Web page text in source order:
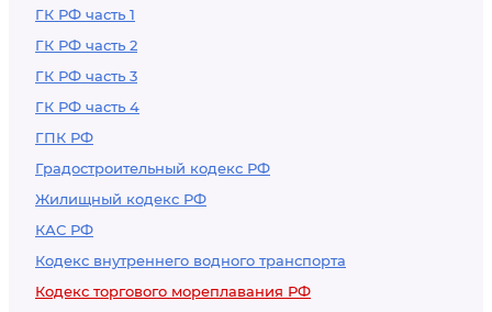
ГК РФ часть 1
ГК РФ часть 2
ГК РФ часть 3
ГК РФ часть 4
ГПК РФ
Градостроительный кодекс РФ
Жилищный кодекс РФ
КАС РФ
Кодекс внутреннего водного транспорта
Кодекс торгового мореплавания РФ